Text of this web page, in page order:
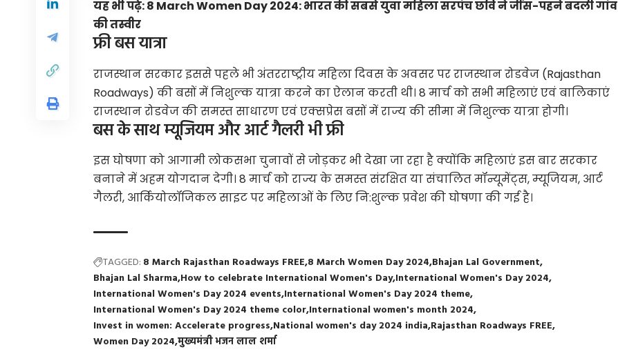
यह भी पढ़े:8 March Women Day 2024: भारत की सबसे युवा महिला सरपंच छवि ने जींस-पहने बदली गांव
की तस्वीर
फ्री बस यात्रा
राजस्थान सरकार इससे पहले भी अंतरराष्ट्रीय महिला दिवस के अवसर पर राजस्थान रोडवेज (Rajasthan
Roadways) की बसों में निशुल्क यात्रा करने का ऐलान करती थी। 8 मार्च को सभी महिलाएं एवं बालिकाएं
राजस्थान रोडवेज की समस्त साधारण एवं एक्सप्रेस बसों में राज्य की सीमा में निशुल्क यात्रा होगी।
बस के साथ म्यूजियम और आर्ट गैलरी भी फ्री
इस घोषणा को आगामी लोकसभा चुनावों से जोड़कर भी देखा जा रहा है क्योंकि महिलाएं इस बार सरकार
बनाने में अहम योगदान देगी। 8 मार्च को राज्य के समस्त संरक्षित या संचालित मॉन्यूमेंट्स, म्यूजियम, आर्ट
गैलरी, आर्कियोलॉजिकल साइट पर महिलाओं के लिए नि:शुल्क प्रवेश की घोषणा की गई है।
TAGGED: 8 March Rajasthan Roadways FREE 8 March Women Day 2024 Bhajan Lal Government
Bhajan Lal Sharma How to celebrate International Women's Day International Women's Day 2024
International Women's Day 2024 events International Women's Day 2024 theme
International Women's Day 2024 theme color International women's month 2024
Invest in women: Accelerate progress National women's day 2024 india Rajasthan Roadways FREE
Women Day 2024मुख्यमंत्री भजन लाल शर्मा